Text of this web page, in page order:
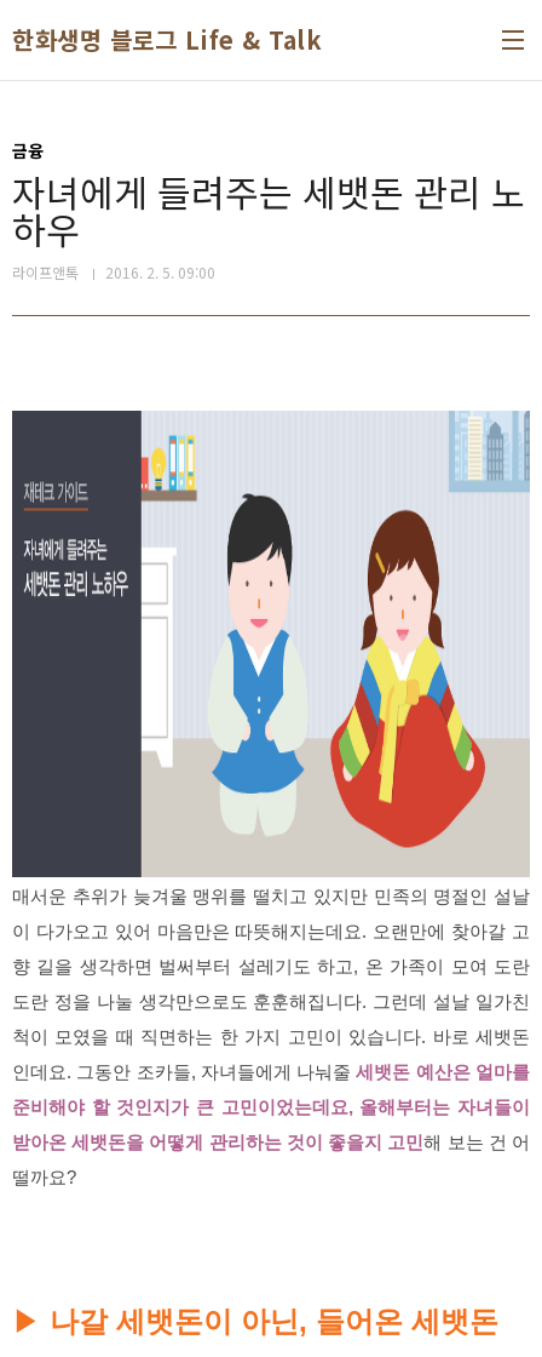
한화생명 블로그 Life & Talk
금융
자녀에게 들려주는 세뱃돈 관리 노
하우
라이프앤톡 2016. 2. 5. 09:00
매서운 추위가 늦겨울 맹위를 떨치고 있지만 민족의 명절인 설날
이 다가오고 있어 마음만은 따뜻해지는데요. 오랜만에 찾아갈 고
향 길을 생각하면 벌써부터 설레기도 하고, 온 가족이 모여 도란
도란 정을 나눌 생각만으로도 훈훈해집니다. 그런데 설날 일가친
척이 모였을 때 직면하는 한 가지 고민이 있습니다. 바로 세뱃돈
인데요. 그동안 조카들, 자녀들에게 나눠줄 세뱃돈 예산은 얼마를
준비해야 할 것인지가 큰 고민이었는데요, 올해부터는 자녀들이
받아온 세뱃돈을 어떻게 관리하는 것이 좋을지 고민해 보는 건 어
떨까요?
▶ 나갈 세뱃돈이 아닌, 들어온 세뱃돈